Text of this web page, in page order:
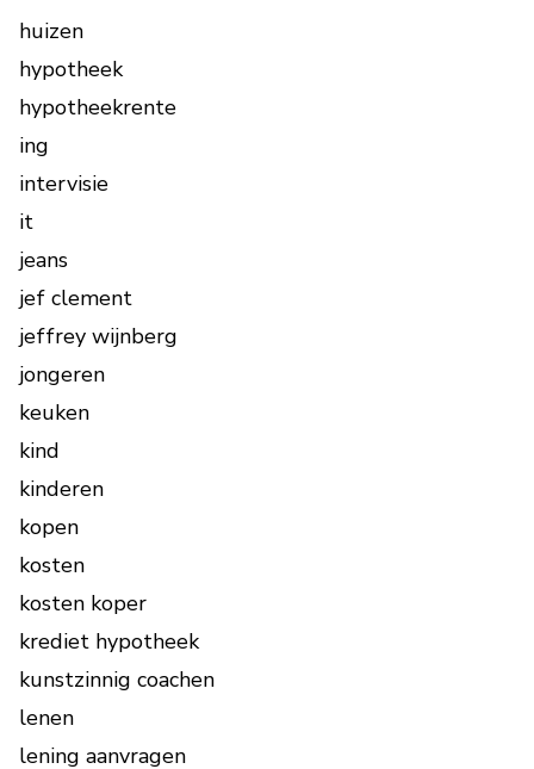
huizen
hypotheek
hypotheekrente
ing
intervisie
it
jeans
jef clement
jeffrey wijnberg
jongeren
keuken
kind
kinderen
kopen
kosten
kosten koper
krediet hypotheek
kunstzinnig coachen
lenen
lening aanvragen